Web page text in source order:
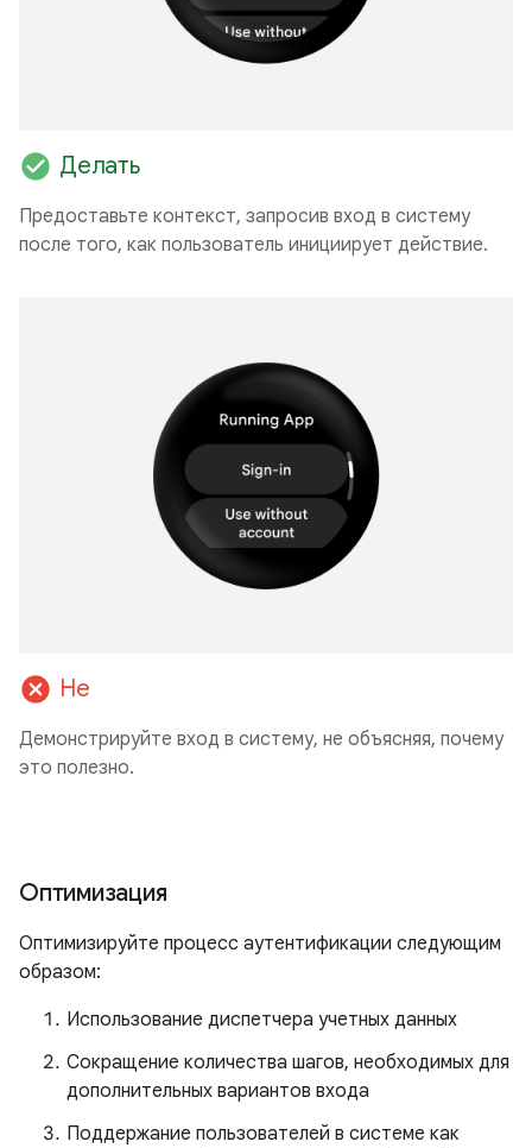
check_circle Делать
Предоставьте контекст, запросив вход в систему
после того, как пользователь инициирует действие.
cancel Не
Демонстрируйте вход в систему, не объясняя, почему
это полезно.
Оптимизация
Оптимизируйте процесс аутентификации следующим
образом:
Использование диспетчера учетных данных
Сокращение количества шагов, необходимых для
дополнительных вариантов входа
Поддержание пользователей в системе как